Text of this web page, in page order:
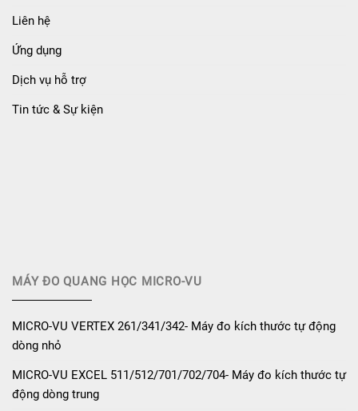
Liên hệ
Ứng dụng
Dịch vụ hỗ trợ
Tin tức & Sự kiện
MÁY ĐO QUANG HỌC MICRO-VU
MICRO-VU VERTEX 261/341/342- Máy đo kích thước tự động
dòng nhỏ
MICRO-VU EXCEL 511/512/701/702/704- Máy đo kích thước tự
động dòng trung